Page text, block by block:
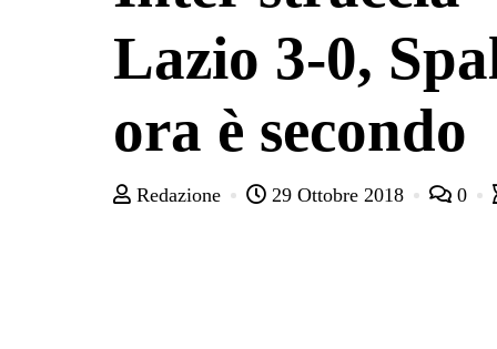
Lazio 3-0,
ora è secondo
Redazione 29 Ottobre 2018 0